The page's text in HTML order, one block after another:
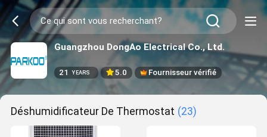
Guangzhou DongAo Electrical Co., Ltd.
21 YEARS 5.0 Fournisseur vérifié
Déshumidificateur De Thermostat (23)